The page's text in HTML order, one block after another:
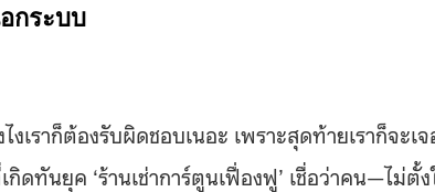
กระบบ
เราก็ต้องรับผิดชอบเนอะ เพราะสุดท้ายเราก็จะเจ
ทันยุค ‘ร้านเช่าการ์ตูนเฟื่องฟู’ เชื่อว่าคน—ไม่ตั้ง